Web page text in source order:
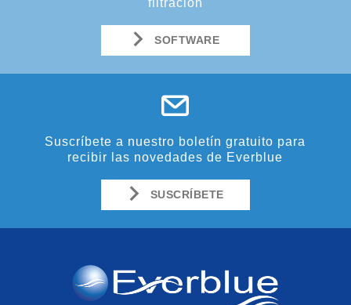
SOFTWARE
Suscríbete a nuestro boletín gratuito para
recibir las novedades de Everblue
SUSCRÍBETE